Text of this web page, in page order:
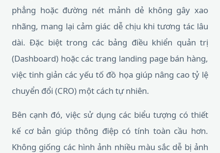
phẳng hoặc đường nét mảnh dẻ không gây xao
nhãng, mang lại cảm giác dễ chịu khi tương tác lâu
dài. Đặc biệt trong các bảng điều khiển quản trị
(Dashboard) hoặc các trang landing page bán hàng,
việc tinh giản các yếu tố đồ họa giúp nâng cao tỷ lệ
chuyển đổi (CRO) một cách tự nhiên.
Bên cạnh đó, việc sử dụng các biểu tượng có thiết
kế cơ bản giúp thông điệp có tính toàn cầu hơn.
Không giống các hình ảnh nhiều màu sắc dễ bị ảnh